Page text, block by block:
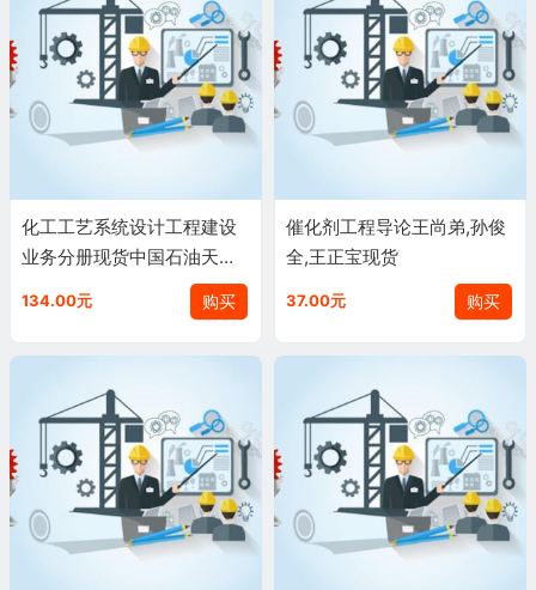
化工工艺系统设计工程建设
业务分册现货中国石油天然
气集团公司统编培训教材
134.00元 购买
催化剂工程导论王尚弟,孙俊
全,王正宝现货
37.00元 购买